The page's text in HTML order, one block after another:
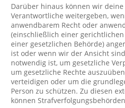
Darüber hinaus können wir
Verantwortliche weitergeben,
anwendbarem Recht oder
(einschließlich einer
einer gesetzlichen Behörde)
ist oder wenn wir der Ansicht
notwendig ist, um gesetzliche
um gesetzliche Rechte
verteidigen oder um die
Person zu schützen. Zu diesen
können